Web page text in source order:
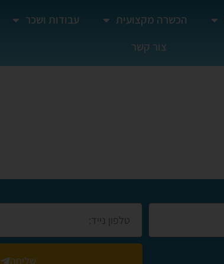
הכשרה מקצועית
עבודות ושכר
צור קשר
שליחה